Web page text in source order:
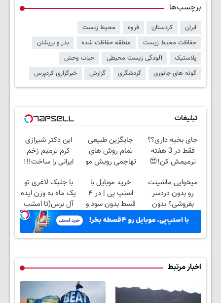
برچسب‌ها
ایران کردستان قروه
محیط زیست
حفاظت محیط زیست
منطقه حفاظت شده
بدر و پریشان
پلاستیک
آلودگی زیست محیطی
حیات وحش
گونه های جانوری
گردشگری گزارش خبرگزاری کردپرس
تبلیغات
جای بخیه داری؟؟
فقط در 3 هفته
ترمیمش کن!😍
جایگزین طبیعی
تمام روش های
تهاجمی رویش مو
این دکتر شیرازی
کرم ترمیم زخم
ایرانی را ساخت!!!
میخوایی ماشینت
رو بدون دردسر
بفروشی؟ بدون
کمیسیون
خرید موبایل با
اسنپ پی | در ۴
قسط بدون سود و
کارمزد!
با جلبک لاغری تو
یک ماه به وزن ایده
آل برس(تا امشب
تخفیف ویژه)
اخبار مرتبط